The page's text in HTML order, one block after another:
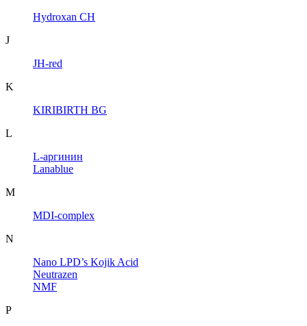
Hydroxan CH
J
JH-red
K
KIRIBIRTH BG
L
L-аргинин
Lanablue
M
MDI-complex
N
Nano LPD’s Kojik Acid
Neutrazen
NMF
P